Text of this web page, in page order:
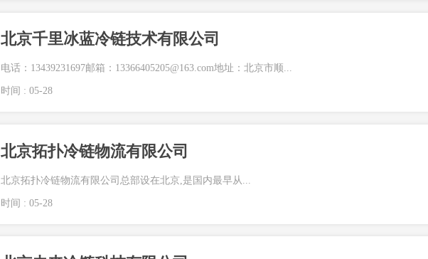
北京千里冰蓝冷链技术有限公司
电话：13439231697邮箱：13366405205@163.com地址：北京市顺...
时间 : 05-28
北京拓扑冷链物流有限公司
北京拓扑冷链物流有限公司总部设在北京,是国内最早从...
时间 : 05-28